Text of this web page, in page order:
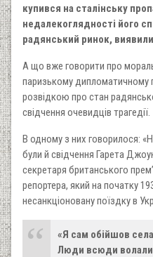
купився на сталінську
недалекоглядності його
радянський ринок,
А що вже говорити про
паризькому дипломатичному
розвідкою про стан
свідчення очевидців трагедії.
В одному з них говорилося:
були й свідчення Гарета
секретаря британського
репортера, який на початку
несанкціоновану поїздку в
«Я сам обійшов
Люди всюди